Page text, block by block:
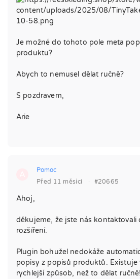
Je možné do tohoto pole meta
produktu?
Abych to nemusel dělat ručně?
S pozdravem,
Arie
Pomoc
Před 11 měsíci
· #20665
Ahoj,
děkujeme, že jste nás kontaktovali
rozšíření.
Plugin bohužel nedokáže
popisy z popisů produktů. Existuje
rychlejší způsob, než to dělat ručně!